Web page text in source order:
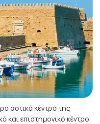
αστικό κέντρο της
και επιστημονικό κέντρο